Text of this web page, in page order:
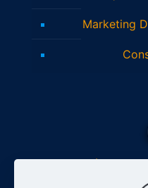
Marketing
Inscreva-